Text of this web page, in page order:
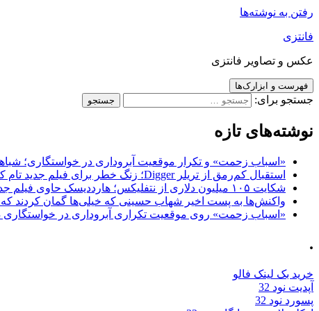
رفتن به نوشته‌ها
فانتزی
عکس و تصاویر فانتزی
فهرست و ابزارک‌ها
جستجو برای:
نوشته‌های تازه
«اسباب زحمت» و تکرار موقعیت آبروداری در خواستگاری؛ شباهت به «پایتخت7» و
استقبال کم‌رمق از تریلر Digger؛ زنگ خطر برای فیلم جدید تام کروز و برادران وارنر
شکایت ۱۰۵ میلیون دلاری از نتفلیکس؛ هارددیسک حاوی فیلم جدید نیکلاس کیج به سرقت رفت
واکنش‌ها به پست اخیر شهاب حسینی که خیلی‌ها گمان کردند که
«اسباب زحمت» روی موقعیت تکراری آبروداری در خواستگاری دست گذاشته
.
خرید بک لینک فالو
آپدیت نود 32
پسورد نود 32